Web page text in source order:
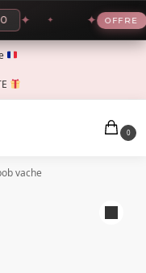
✦ OFFRE -
0
vache